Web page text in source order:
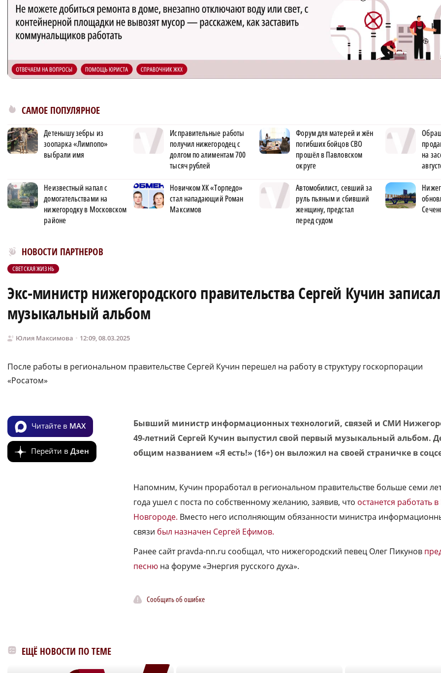
САМОЕ ПОПУЛЯРНОЕ
Детенышу зебры из
зоопарка «Лимпопо»
выбрали имя
Исправительные работы
получил нижегородец с
долгом по алиментам 700
тысяч рублей
Форум для матерей и жён
погибших бойцов СВО
прошёл в Павловском
округе
на
Неизвестный напал с
домогательствами на
нижегородку в Московском
районе
Новичком ХК «Торпедо»
стал нападающий Роман
Максимов
Автомобилист, севший за
руль пьяным и сбивший
женщину, предстал
перед судом
НОВОСТИ ПАРТНЕРОВ
Новости МирТесен
СВЕТСКАЯ ЖИЗНЬ
Экс-министр нижегородского правительства Сергей Кучин записал
музыкальный альбом
Юлия Максимова 12:09, 08.03.2025
После работы в региональном правительстве Сергей Кучин перешел на работу в структуру госкорпорации
«Росатом»
Читайте в MAX
Перейти в Дзен
Бывший министр информационных технологий, связей и СМИ
49-летний Сергей Кучин выпустил свой первый музыкальный альбом.
общим названием «Я есть!» (16+) он выложил на своей страничке в
Напомним, Кучин проработал в региональном правительстве больше семи
года ушел с поста по собственному желанию, заявив, что останется работать
Новгороде. Вместо него исполняющим обязанности министра
связи был назначен Сергей Ефимов.
Ранее сайт pravda-nn.ru сообщал, что нижегородский певец Олег Пикунов
песню на форуме «Энергия русского духа».
Сообщить об ошибке
ЕЩЁ НОВОСТИ ПО ТЕМЕ